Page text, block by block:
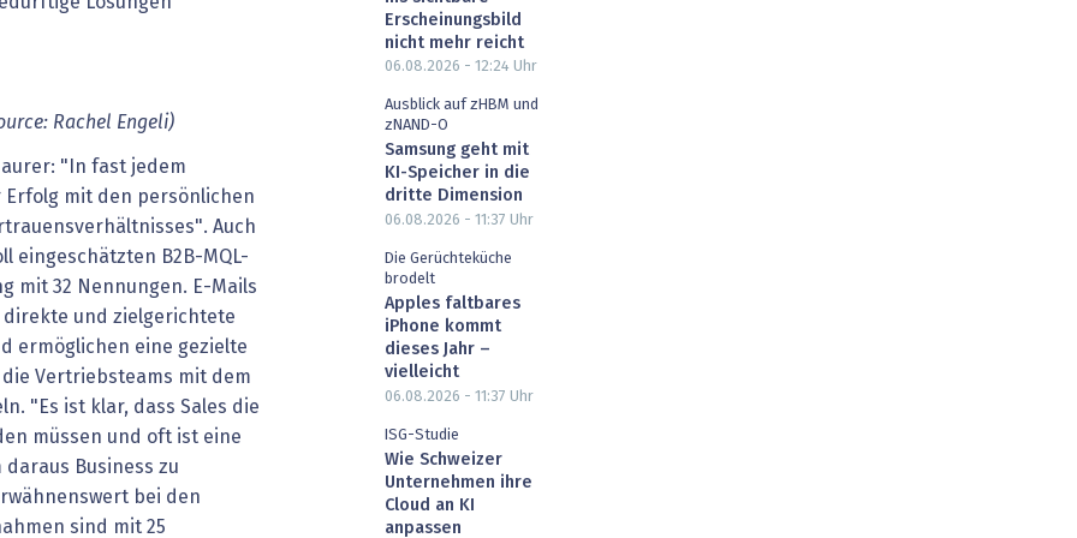
Rachel Engeli)
"In fast jedem
mit den persönlichen
Auch
eingeschätzten B2B-MQL-
mit 32 Nennungen. E-Mails
und zielgerichtete
ermöglichen eine gezielte
Vertriebsteams mit dem
"Es ist klar, dass Sales die
müssen und oft ist eine
Business zu
bei den
sind mit 25
Erscheinungsbild
nicht mehr reicht
06.08.2026 - 12:24 Uhr
Ausblick auf zHBM und
zNAND-O
Samsung geht mit
KI-Speicher in die
dritte Dimension
06.08.2026 - 11:37 Uhr
Die Gerüchteküche
brodelt
Apples faltbares
iPhone kommt
dieses Jahr –
vielleicht
06.08.2026 - 11:37 Uhr
ISG-Studie
Wie Schweizer
Unternehmen ihre
Cloud an KI
anpassen